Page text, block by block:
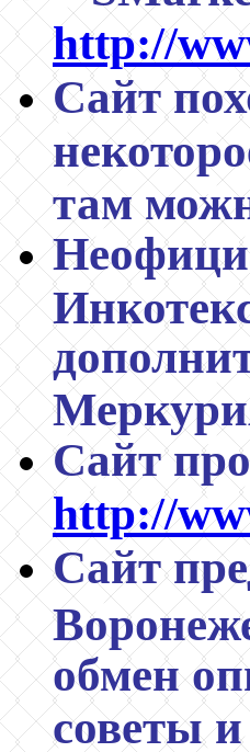
http://
Сайт
там
Сайт
http://
Сайт
обмен
советы